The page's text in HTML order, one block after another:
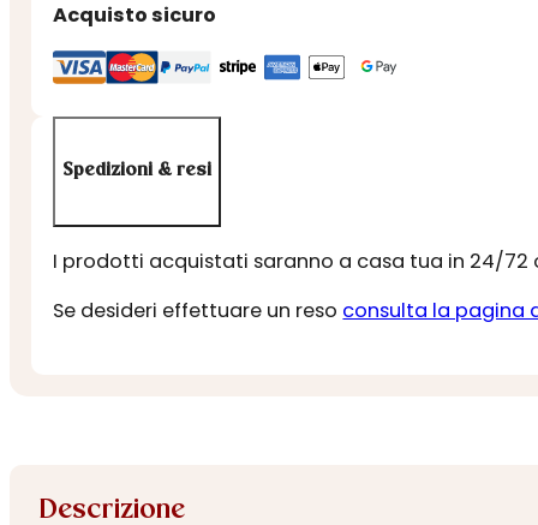
Acquisto sicuro
Spedizioni & resi
I prodotti acquistati saranno a casa tua in 24/72
Se desideri effettuare un reso consulta la pagina
Descrizione